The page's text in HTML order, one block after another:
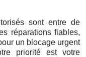
sont entre de
réparations fiables,
un blocage urgent
priorité est votre